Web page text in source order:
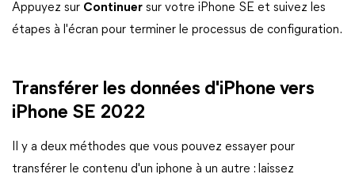
Appuyez sur Continuer sur votre iPhone SE et suivez les
étapes à l'écran pour terminer le processus de configuration.
Transférer les données d'iPhone vers
iPhone SE 2022
Il y a deux méthodes que vous pouvez essayer pour
transférer le contenu d'un iphone à un autre : laissez